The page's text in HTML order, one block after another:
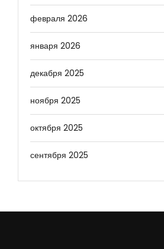
февраля 2026
января 2026
декабря 2025
ноября 2025
октября 2025
сентября 2025